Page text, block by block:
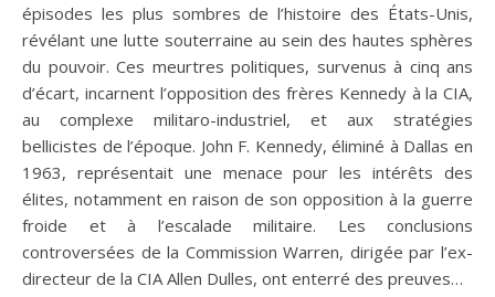
épisodes les plus sombres de l’histoire des États-Unis,
révélant une lutte souterraine au sein des hautes sphères
du pouvoir. Ces meurtres politiques, survenus à cinq ans
d’écart, incarnent l’opposition des frères Kennedy à la CIA,
au complexe militaro-industriel, et aux stratégies
bellicistes de l’époque. John F. Kennedy, éliminé à Dallas en
1963, représentait une menace pour les intérêts des
élites, notamment en raison de son opposition à la guerre
froide et à l’escalade militaire. Les conclusions
controversées de la Commission Warren, dirigée par l’ex-
directeur de la CIA Allen Dulles, ont enterré des preuves…